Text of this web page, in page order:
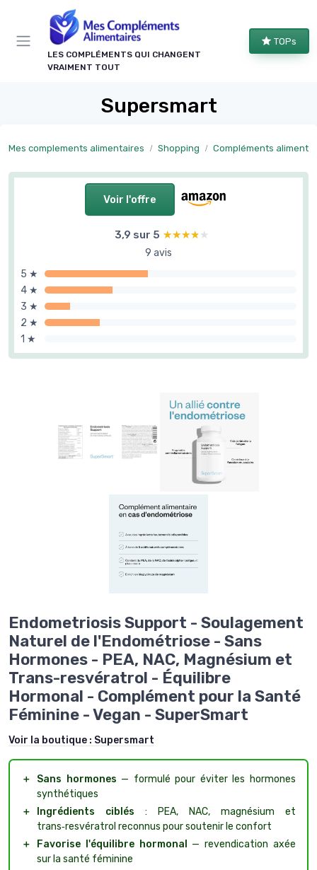
LES COMPLÉMENTS QUI CHANGENT
VRAIMENT TOUT
TOPs
Supersmart
Mes complements alimentaires Shopping Compléments alimentaires par
Voir l'offre
3,9 sur 5 ★★★★★
★★★★★
9 avis
5 ★
4 ★
3 ★
2 ★
1 ★
Endometriosis Support - Soulagement
Naturel de l'Endométriose - Sans
Hormones - PEA, NAC, Magnésium et
Trans-resvératrol - Équilibre
Hormonal - Complément pour la Santé
Féminine - Vegan - SuperSmart
Voir la boutique : Supersmart
＋ Sans hormones — formulé pour éviter les hormones
synthétiques
＋
Ingrédients ciblés : PEA, NAC, magnésium et
trans‑resvératrol reconnus pour soutenir le confort
＋
Favorise l'équilibre hormonal
— revendication axée
sur la santé féminine
Panneau de gestion des cookies